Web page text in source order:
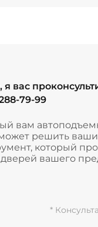
я вас
79-99
вам
решить
который
дверей вашего
*